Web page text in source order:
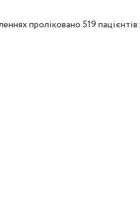
проліковано 519 пацієнтів: